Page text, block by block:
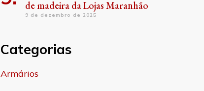
de madeira da Lojas Maranhão
9 de dezembro de 2025
Categorias
Armários